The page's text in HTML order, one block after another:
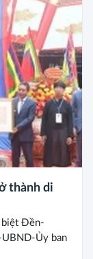
thành di
biệt Đền-
Ủy ban